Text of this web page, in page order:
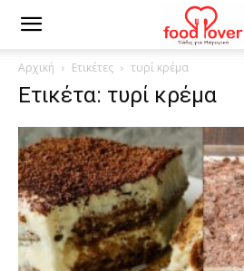
Αρχική Ετικέτες τυρί κρέμα
Ετικέτα: τυρί κρέμα